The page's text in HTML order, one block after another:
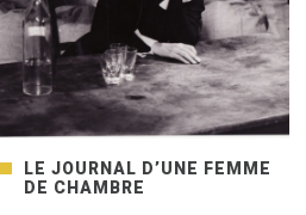
LE JOURNAL D’UNE FEMME
DE CHAMBRE